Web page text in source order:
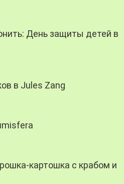
День защиты детей в
в Jules Zang
картошка с крабом и